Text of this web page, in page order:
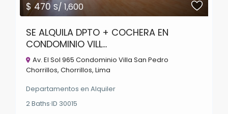
$ 470S/ 1,600
SE ALQUILA DPTO + COCHERA EN
CONDOMINIO VILL...
Av. El Sol 965 Condominio Villa San Pedro
Chorrillos,Chorrillos,Lima
Departamentos enAlquiler
2Baths·ID 30015